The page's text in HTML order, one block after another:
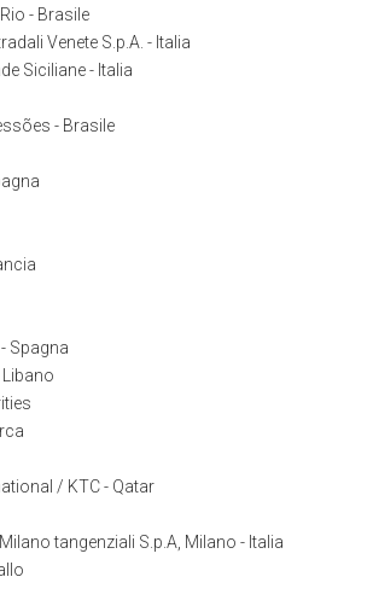
- Brasile
Venete S.p.A. - Italia
Siciliane - Italia
- Brasile
Spagna
/ KTC - Qatar
tangenziali S.p.A, Milano - Italia